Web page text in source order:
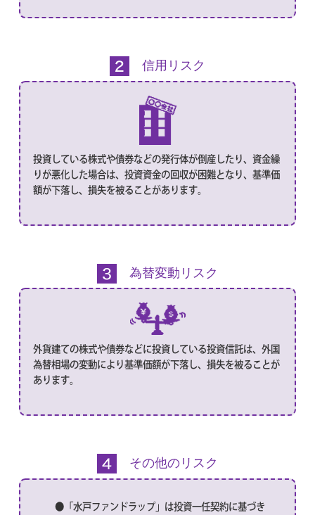
信用リスク
投資している株式や債券などの発行体が倒産したり、資金繰
りが悪化した場合は、投資資金の回収が困難となり、基準価
額が下落し、損失を被ることがあります。
為替変動リスク
外貨建ての株式や債券などに投資している投資信託は、外国
為替相場の変動により基準価額が下落し、損失を被ることが
あります。
その他のリスク
●「水戸ファンドラップ」は投資一任契約に基づき